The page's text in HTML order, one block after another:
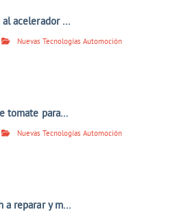
acelerador ...
Nuevas Tecnologías Automoción
tomate para...
Nuevas Tecnologías Automoción
a reparar y m...